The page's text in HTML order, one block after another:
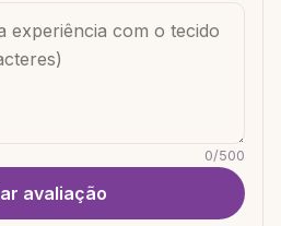
0/500
avaliação